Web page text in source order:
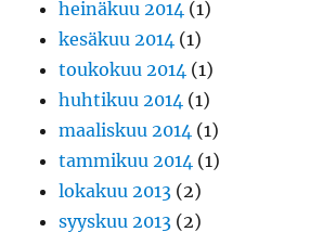
heinäkuu 2014 (1)
kesäkuu 2014 (1)
toukokuu 2014 (1)
huhtikuu 2014 (1)
maaliskuu 2014 (1)
tammikuu 2014 (1)
lokakuu 2013 (2)
syyskuu 2013 (2)